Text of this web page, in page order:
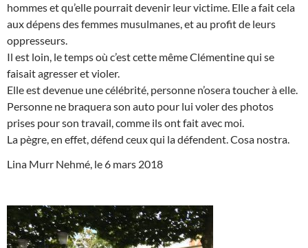
hommes et qu’elle pourrait devenir leur victime. Elle a fait cela
aux dépens des femmes musulmanes, et au profit de leurs
oppresseurs.
Il est loin, le temps où c’est cette même Clémentine qui se
faisait agresser et violer.
Elle est devenue une célébrité, personne n’osera toucher à elle.
Personne ne braquera son auto pour lui voler des photos
prises pour son travail, comme ils ont fait avec moi.
La pègre, en effet, défend ceux qui la défendent. Cosa nostra.
Lina Murr Nehmé, le 6 mars 2018